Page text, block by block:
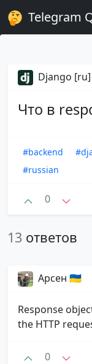
Telegram
Django [ru]
Что в
#backend
#russian
0
13 ответов
Арсен 🇺🇦
Response
the HTTP
0